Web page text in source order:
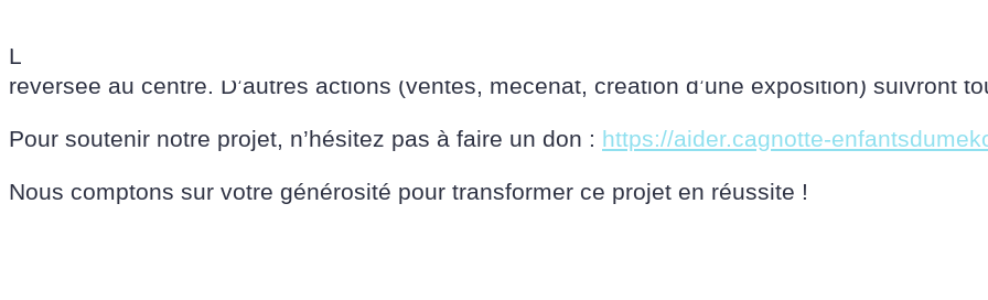
La mobilisation commence dès maintenant avec l’organisation du « Bol de Riz » solidaire
reversée au centre. D’autres actions (ventes, mécénat, création d’une exposition) suivront
Pour soutenir notre projet, n’hésitez pas à faire un don : https://aider.cagnotte-
Nous comptons sur votre générosité pour transformer ce projet en réussite !